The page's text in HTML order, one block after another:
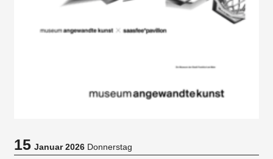
15Januar 2026 Donnerstag